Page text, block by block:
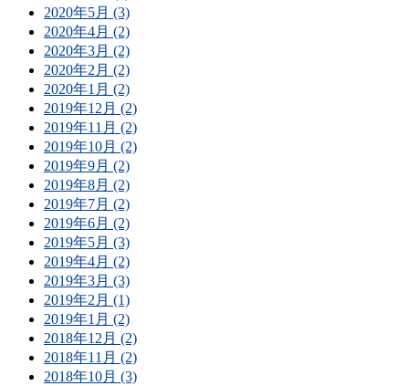
2020年5月 (3)
2020年4月 (2)
2020年3月 (2)
2020年2月 (2)
2020年1月 (2)
2019年12月 (2)
2019年11月 (2)
2019年10月 (2)
2019年9月 (2)
2019年8月 (2)
2019年7月 (2)
2019年6月 (2)
2019年5月 (3)
2019年4月 (2)
2019年3月 (3)
2019年2月 (1)
2019年1月 (2)
2018年12月 (2)
2018年11月 (2)
2018年10月 (3)